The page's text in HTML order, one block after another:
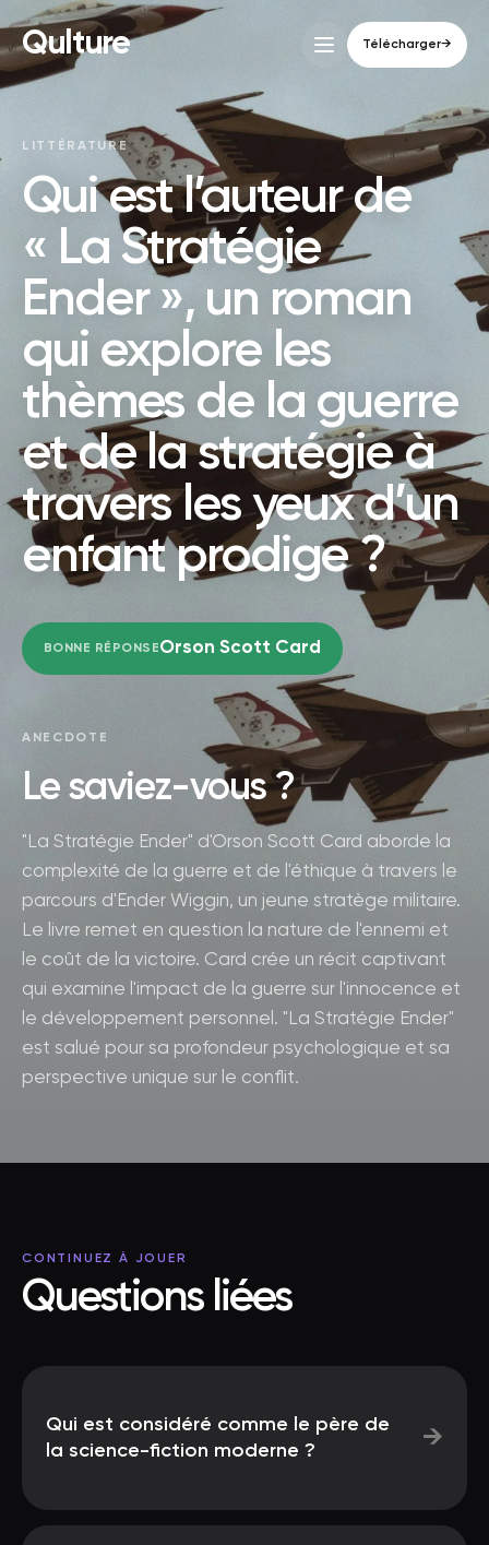
Qulture Télécharger→
LITTÉRATURE
Qui est l’auteur de
« La Stratégie
Ender », un roman
qui explore les
thèmes de la guerre
et de la stratégie à
travers les yeux d’un
enfant prodige ?
BONNE RÉPONSEOrson Scott Card
ANECDOTE
Le saviez-vous ?
"La Stratégie Ender" d'Orson Scott Card aborde la
complexité de la guerre et de l'éthique à travers le
parcours d'Ender Wiggin, un jeune stratège militaire.
Le livre remet en question la nature de l'ennemi et
le coût de la victoire. Card crée un récit captivant
qui examine l'impact de la guerre sur l'innocence et
le développement personnel. "La Stratégie Ender"
est salué pour sa profondeur psychologique et sa
perspective unique sur le conflit.
CONTINUEZ À JOUER
Questions liées
Qui est considéré comme le père de
la science-fiction moderne ?
→